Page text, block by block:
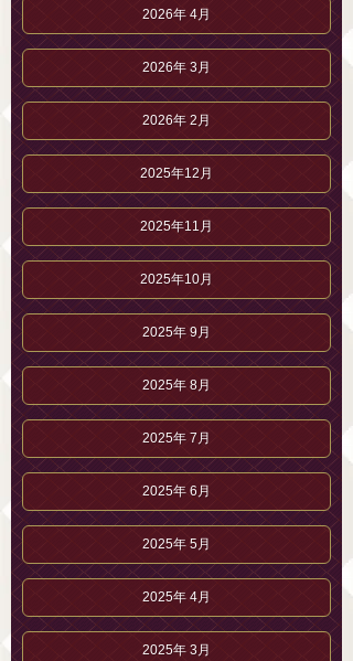
2026年 4月
2026年 3月
2026年 2月
2025年12月
2025年11月
2025年10月
2025年 9月
2025年 8月
2025年 7月
2025年 6月
2025年 5月
2025年 4月
2025年 3月